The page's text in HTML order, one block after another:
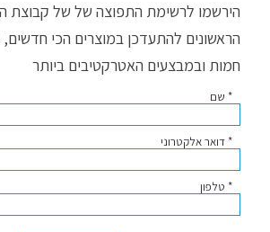
הירשמו לרשימת התפוצה של של קבוצת
הראשונים להתעדכן במוצרים הכי
חמות ובמבצעים האטרקטיבים ביותר
* שם
* דואר אלקטרוני
* טלפון